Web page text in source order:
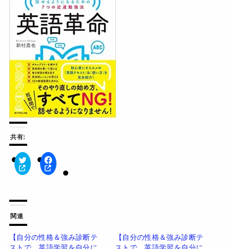
共有:
ク
リ
て
T
w
i
t
t
e
F
a
有
す
関連
【自分の性格＆強み診断テ
【自分の性格＆強み診断テ